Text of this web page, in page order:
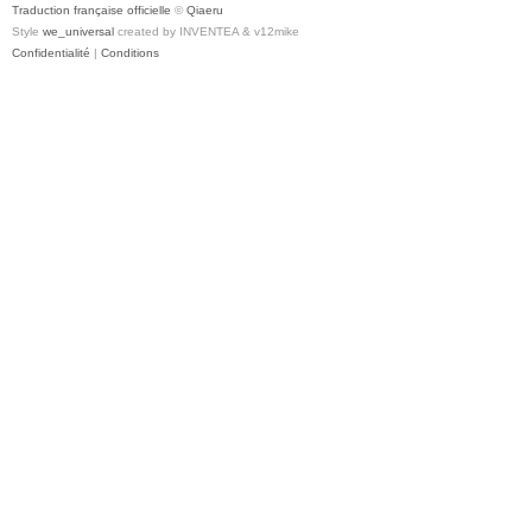
Traduction française officielle © Qiaeru
Style we_universal created by INVENTEA & v12mike
Confidentialité | Conditions